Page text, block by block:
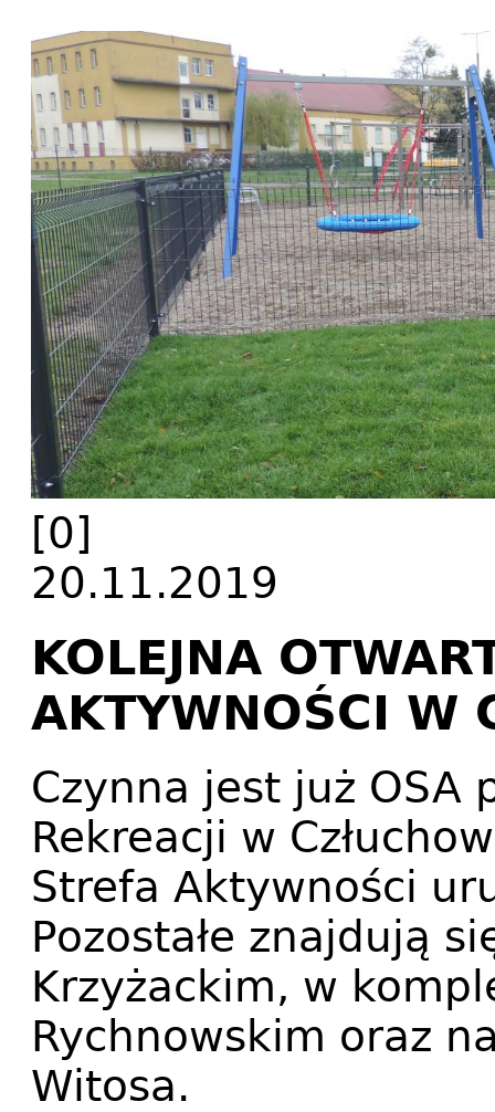
[0]
20.11.2019
KOLEJNA
AKTYWNOŚCI W
Czynna jest już OSA
Rekreacji w
Strefa Aktywności
Pozostałe znajdują
Krzyżackim, w
Rychnowskim oraz
Witosa.